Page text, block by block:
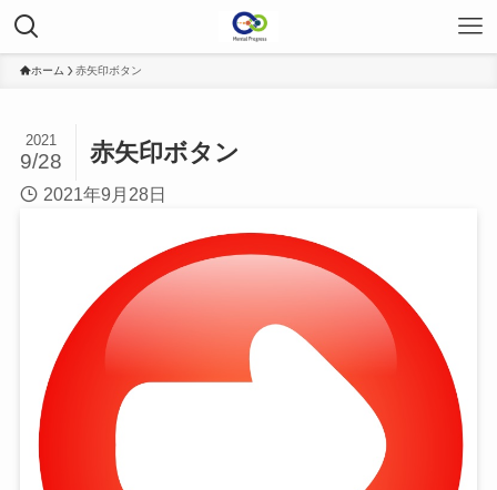
ホーム 赤矢印ボタン
赤矢印ボタン
2021
9/28
2021年9月28日